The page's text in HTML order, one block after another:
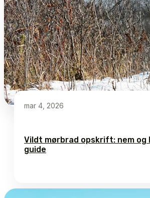
mar 4, 2026
Vildt mørbrad opskrift: nem
guide